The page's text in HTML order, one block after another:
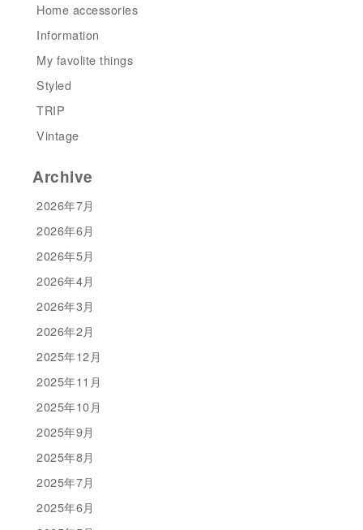
Home accessories
Information
My favolite things
Styled
TRIP
Vintage
Archive
2026年7月
2026年6月
2026年5月
2026年4月
2026年3月
2026年2月
2025年12月
2025年11月
2025年10月
2025年9月
2025年8月
2025年7月
2025年6月